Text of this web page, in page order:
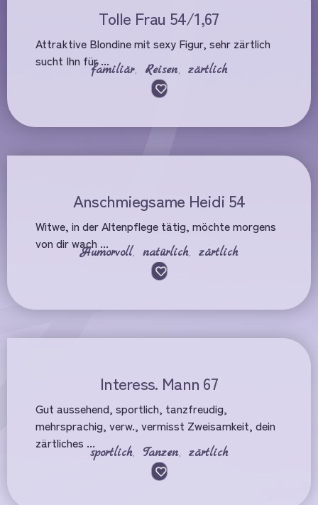
Tolle Frau 54/1,67
Attraktive Blondine mit sexy Figur, sehr zärtlich
sucht Ihn für ...
familiär, Reisen, zärtlich
Anschmiegsame Heidi 54
Witwe, in der Altenpflege tätig, möchte morgens
von dir wach ...
Humorvoll, natürlich, zärtlich
Interess. Mann 67
Gut aussehend, sportlich, tanzfreudig,
mehrsprachig, verw., vermisst Zweisamkeit, dein
zärtliches ...
sportlich, Tanzen, zärtlich